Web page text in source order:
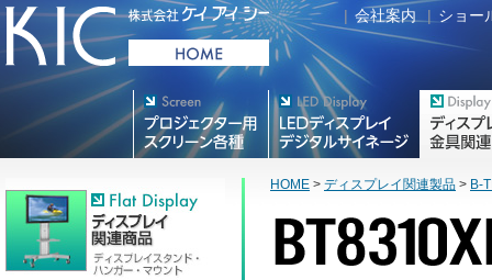
| 会社案内 | ショー
HOME > ディスプレイ関連製品 > B-